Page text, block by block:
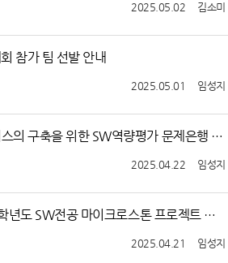
김소미
2025.05.02
참가 팀 선발 안내
임성지
2025.05.01
SW역량평가 서비스의 구축을 위한 SW역량평가 문제은행 DB 구축 프로젝트 참여 학생 모집
임성지
2025.04.22
[3차 모집] 2025학년도 SW전공 마이크로스톤 프로젝트 팀 추가 모집 안내
임성지
2025.04.21